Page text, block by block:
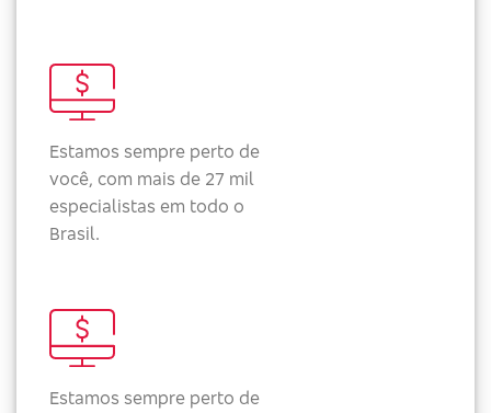
Estamos sempre perto de
você, com mais de 27 mil
especialistas em todo o
Brasil.
Estamos sempre perto de